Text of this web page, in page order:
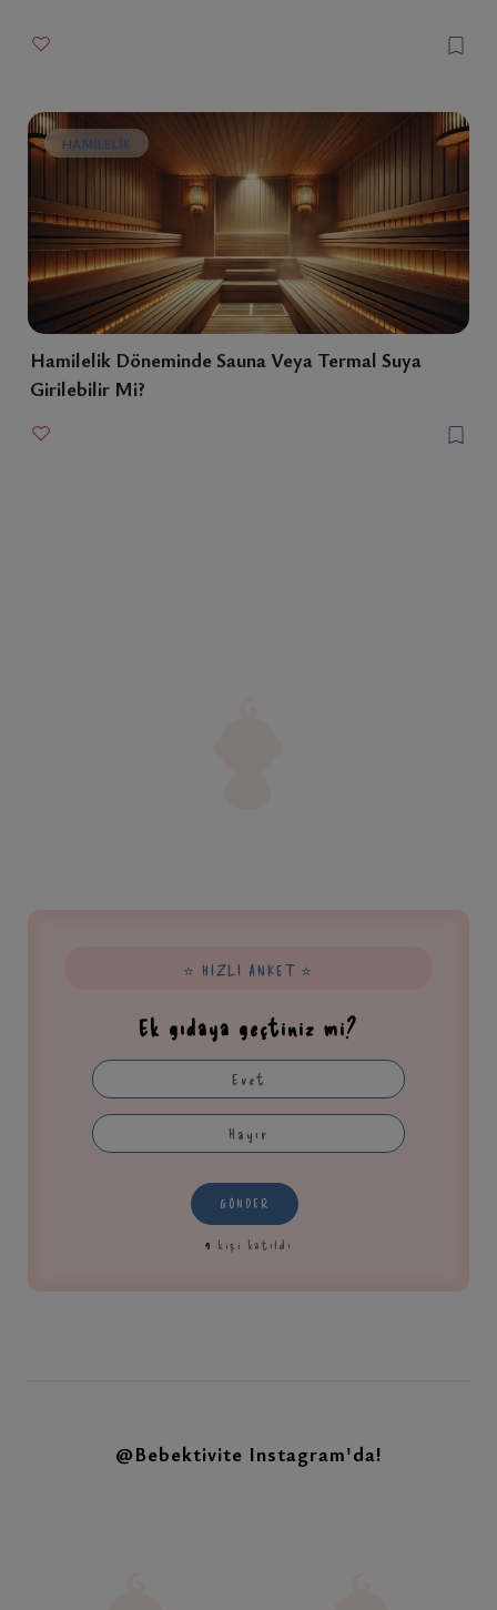
HAMILELIK
Hamilelik Döneminde Sauna Veya Termal Suya
Girilebilir Mi?
⭐ HIZLI ANKET ⭐
Ek gıdaya geçtiniz mi?
Evet
Hayır
GÖNDER
9 kişi katıldı
@Bebektivite Instagram'da!